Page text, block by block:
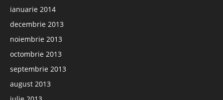
ianuarie 2014
decembrie 2013
noiembrie 2013
octombrie 2013
septembrie 2013
august 2013